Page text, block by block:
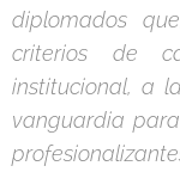
diplomados
criterios de
institucional, a
vanguardia